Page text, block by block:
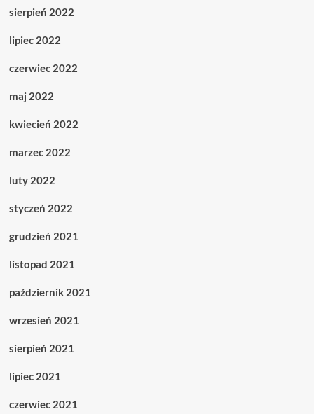
sierpień 2022
lipiec 2022
czerwiec 2022
maj 2022
kwiecień 2022
marzec 2022
luty 2022
styczeń 2022
grudzień 2021
listopad 2021
październik 2021
wrzesień 2021
sierpień 2021
lipiec 2021
czerwiec 2021